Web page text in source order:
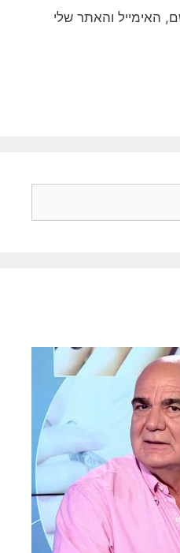
האימייל והאתר שלי